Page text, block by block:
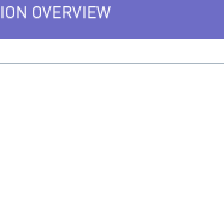
OVERVIEW